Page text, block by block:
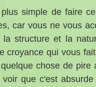
simple de faire
car vous ne vous
la structure et la
croyance qui vous
chose de pire
que c'est